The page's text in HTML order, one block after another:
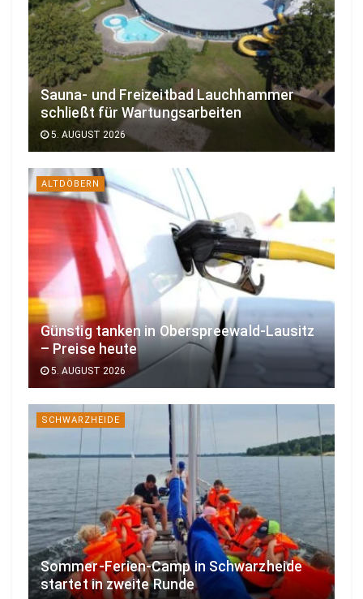
Sauna- und Freizeitbad Lauchhammer
schließt für Wartungsarbeiten
5. AUGUST 2026
ALTDÖBERN
Günstig tanken in Oberspreewald-Lausitz
– Preise heute
5. AUGUST 2026
SCHWARZHEIDE
Sommer-Ferien-Camp in Schwarzheide
startet in zweite Runde